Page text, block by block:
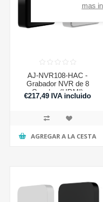
AJ-NVR108-HAC -
Grabador NVR de 8
Canales (HDMI)
€217,49 IVA incluido
AGREGAR A LA CESTA
mas